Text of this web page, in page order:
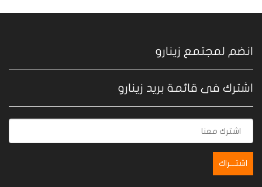
انضم لمجتمع زينارو
اشترك فى قائمة بريد زينارو